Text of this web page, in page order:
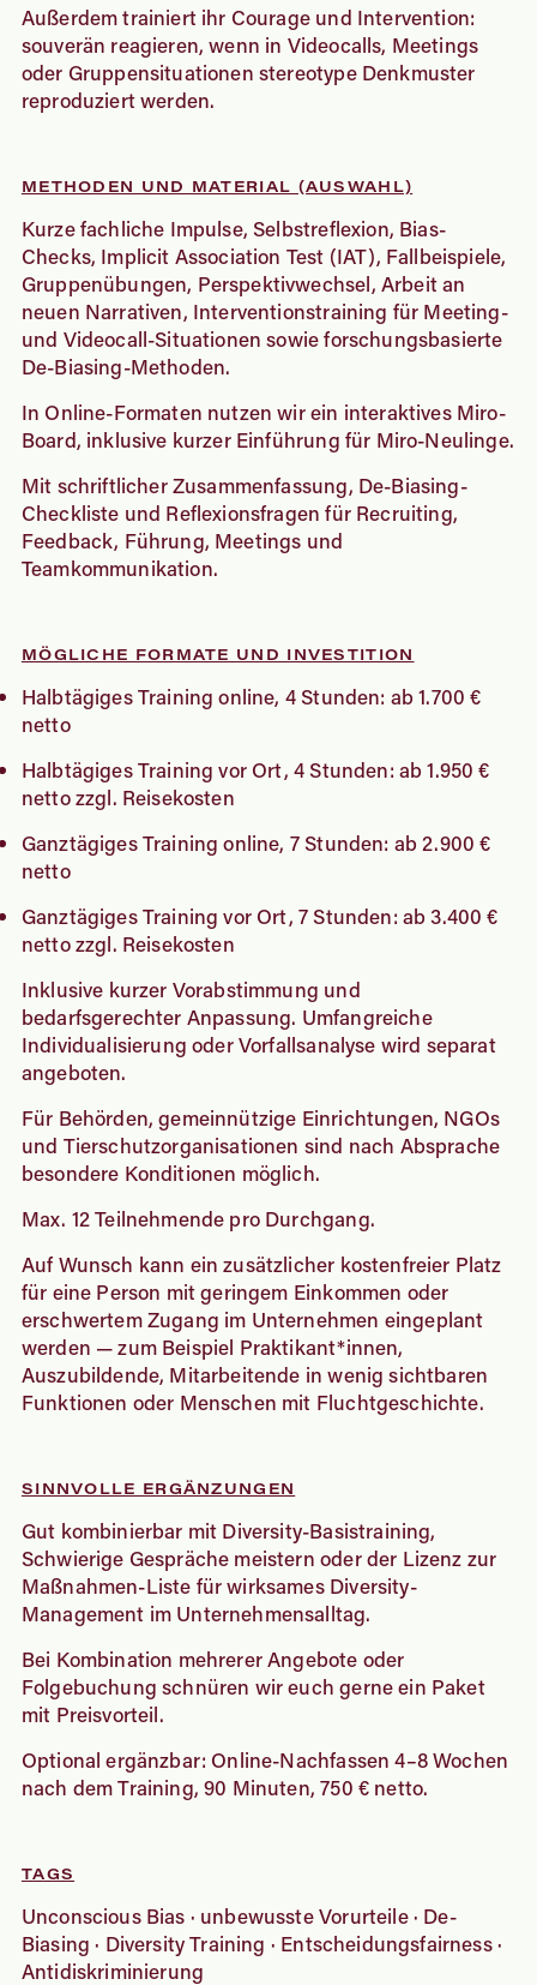
Außerdem trainiert ihr Courage und Intervention:
souverän reagieren, wenn in Videocalls, Meetings
oder Gruppensituationen stereotype Denkmuster
reproduziert werden.
METHODEN UND MATERIAL (AUSWAHL)
Kurze fachliche Impulse, Selbstreflexion, Bias-
Checks, Implicit Association Test (IAT), Fallbeispiele,
Gruppenübungen, Perspektivwechsel, Arbeit an
neuen Narrativen, Interventionstraining für Meeting-
und Videocall-Situationen sowie forschungsbasierte
De-Biasing-Methoden.
In Online-Formaten nutzen wir ein interaktives Miro-
Board, inklusive kurzer Einführung für Miro-Neulinge.
Mit schriftlicher Zusammenfassung, De-Biasing-
Checkliste und Reflexionsfragen für Recruiting,
Feedback, Führung, Meetings und
Teamkommunikation.
MÖGLICHE FORMATE UND INVESTITION
Halbtägiges Training online, 4 Stunden: ab 1.700 €
netto
Halbtägiges Training vor Ort, 4 Stunden: ab 1.950 €
netto zzgl. Reisekosten
Ganztägiges Training online, 7 Stunden: ab 2.900 €
netto
Ganztägiges Training vor Ort, 7 Stunden: ab 3.400 €
netto zzgl. Reisekosten
Inklusive kurzer Vorabstimmung und
bedarfsgerechter Anpassung. Umfangreiche
Individualisierung oder Vorfallsanalyse wird separat
angeboten.
Für Behörden, gemeinnützige Einrichtungen, NGOs
und Tierschutzorganisationen sind nach Absprache
besondere Konditionen möglich.
Max. 12 Teilnehmende pro Durchgang.
Auf Wunsch kann ein zusätzlicher kostenfreier Platz
für eine Person mit geringem Einkommen oder
erschwertem Zugang im Unternehmen eingeplant
werden — zum Beispiel Praktikant*innen,
Auszubildende, Mitarbeitende in wenig sichtbaren
Funktionen oder Menschen mit Fluchtgeschichte.
SINNVOLLE ERGÄNZUNGEN
Gut kombinierbar mit Diversity-Basistraining,
Schwierige Gespräche meistern oder der Lizenz zur
Maßnahmen-Liste für wirksames Diversity-
Management im Unternehmensalltag.
Bei Kombination mehrerer Angebote oder
Folgebuchung schnüren wir euch gerne ein Paket
mit Preisvorteil.
Optional ergänzbar: Online-Nachfassen 4–8 Wochen
nach dem Training, 90 Minuten, 750 € netto.
TAGS
Unconscious Bias · unbewusste Vorurteile · De-
Biasing · Diversity Training · Entscheidungsfairness ·
Antidiskriminierung